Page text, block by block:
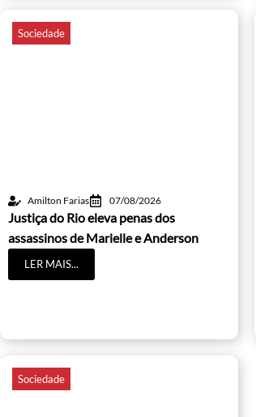
Sociedade
Amilton Farias 07/08/2026
Justiça do Rio eleva penas dos
assassinos de Marielle e Anderson
LER MAIS...
Sociedade